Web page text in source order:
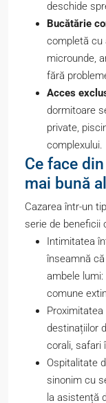
deschide
Bucătărie
completă cu
microunde,
fără
Acces
dormitoare
private,
complexului.
Ce face
mai bună
Cazarea într-un
serie de beneficii
Intimitatea
înseamnă
ambele
comune
destinațiilor
corali, safari
Ospitalitate
sinonim cu
la asistență